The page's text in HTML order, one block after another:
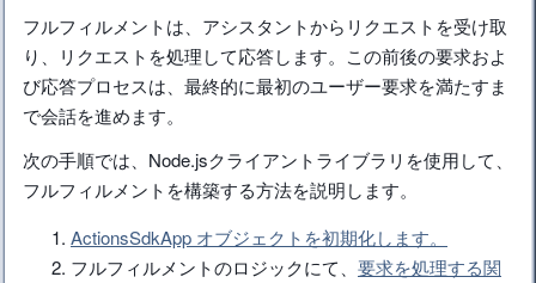
フルフィルメントは、アシスタントからリクエストを受け取
り、リクエストを処理して応答します。この前後の要求およ
び応答プロセスは、最終的に最初のユーザー要求を満たすま
で会話を進めます。
次の手順では、Node.jsクライアントライブラリを使用して、
フルフィルメントを構築する方法を説明します。
ActionsSdkApp オブジェクトを初期化します。
フルフィルメントのロジックにて、 要求を処理する関